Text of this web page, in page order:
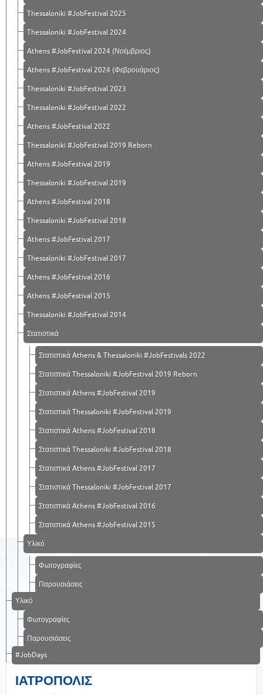
Thessaloniki #JobFestival 2025
Thessaloniki #JobFestival 2024
Athens #JobFestival 2024 (Νοέμβριος)
Athens #JobFestival 2024 (Φεβρουάριος)
Thessaloniki #JobFestival 2023
Thessaloniki #JobFestival 2022
Athens #JobFestival 2022
Thessaloniki #JobFestival 2019 Reborn
Athens #JobFestival 2019
Thessaloniki #JobFestival 2019
Athens #JobFestival 2018
Thessaloniki #JobFestival 2018
Athens #JobFestival 2017
Τhessaloniki #JobFestival 2017
Athens #JobFestival 2016
Athens #JobFestival 2015
Thessaloniki #JobFestival 2014
Στατιστικά
Στατιστικά Athens & Thessaloniki #JobFestivals 2022
Στατιστικά Thessaloniki #JobFestival 2019 Reborn
Στατιστικά Athens #JobFestival 2019
Στατιστικά Thessaloniki #JobFestival 2019
Στατιστικά Athens #JobFestival 2018
Στατιστικά Thessaloniki #JobFestival 2018
Στατιστικά Athens #JobFestival 2017
Στατιστικά Thessaloniki #JobFestival 2017
Στατιστικά Athens #JobFestival 2016
Στατιστικά Athens #JobFestival 2015
Υλικό
Φωτογραφίες
Παρουσιάσεις
Υλικό
Φωτογραφίες
Παρουσιάσεις
#JobDays
ΙΑΤΡΟΠΟΛΙΣ